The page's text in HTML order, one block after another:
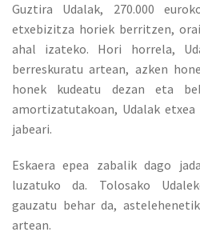
Guztira Udalak, 270.000
etxebizitza horiek berritzen,
ahal izateko. Hori horrela,
berreskuratu artean, azken
honek kudeatu dezan eta
amortizatutakoan, Udalak
jabeari.
Eskaera epea zabalik dago
luzatuko da. Tolosako
gauzatu behar da,
artean.